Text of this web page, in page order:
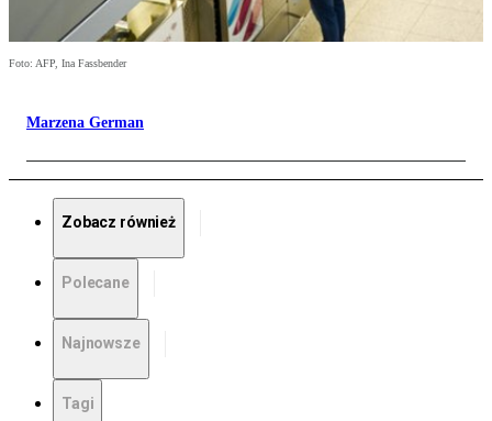
Foto: AFP, Ina Fassbender
Marzena German
Zobacz również
Polecane
Najnowsze
Tagi